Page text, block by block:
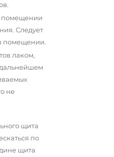
помещении
Следует
помещении.
лаком,
не
щита
по
щита